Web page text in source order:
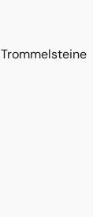
Trommelsteine